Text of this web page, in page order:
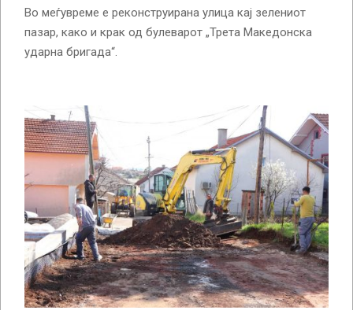
Во меѓувреме е реконструирана улица кај зелениот
пазар, како и крак од булеварот „Трета Македонска
ударна бригада“.